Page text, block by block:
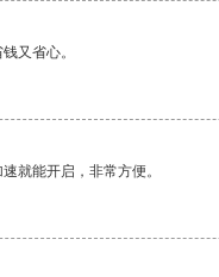
又省心。
就能开启，非常方便。